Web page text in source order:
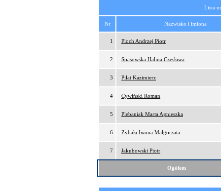
Lista
Nr Nazwisko i imiona
1 Ploch Andrzej Piotr
2 Spasowska Halina Czesława
3 Piłat Kazimierz
4 Cywiński Roman
5 Plebaniak Marta Agnieszka
6 Zybała Iwona Małgorzata
7 Jakubowski Piotr
Ogółem